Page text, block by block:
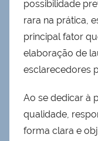
possibilidade
rara na prática,
principal fator
elaboração de
esclarecedores
Ao se dedicar à
qualidade,
forma clara e